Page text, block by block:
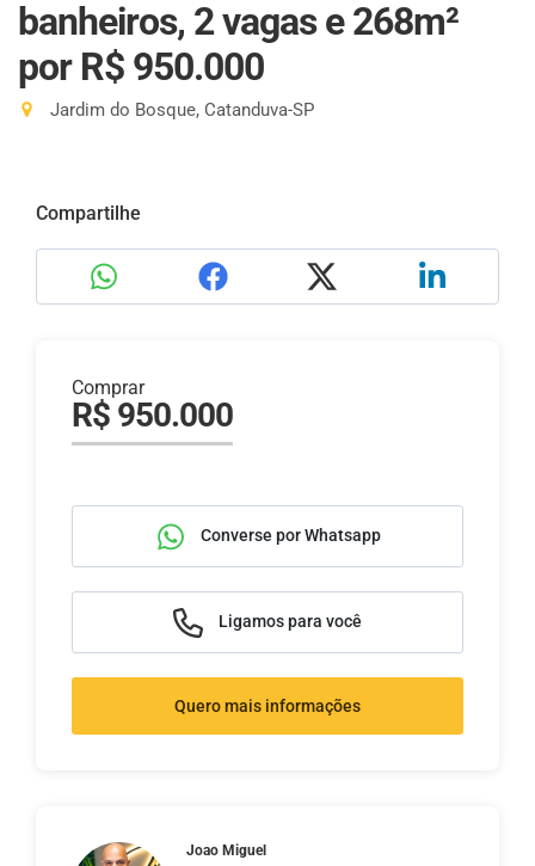
banheiros, 2 vagas e 268m²
por R$ 950.000
Jardim do Bosque, Catanduva-SP
Compartilhe
Comprar
R$ 950.000
Converse por Whatsapp
Ligamos para você
Quero mais informações
Joao Miguel